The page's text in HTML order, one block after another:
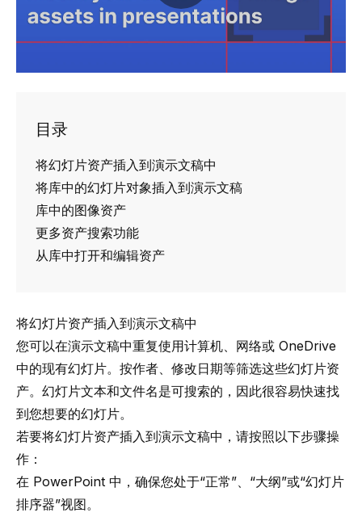
目录
将幻灯片资产插入到演示文稿中
将库中的幻灯片对象插入到演示文稿
库中的图像资产
更多资产搜索功能
从库中打开和编辑资产
将幻灯片资产插入到演示文稿中
您可以在演示文稿中重复使用计算机、网络或 OneDrive
中的现有幻灯片。按作者、修改日期等筛选这些幻灯片资
产。幻灯片文本和文件名是可搜索的，因此很容易快速找
到您想要的幻灯片。
若要将幻灯片资产插入到演示文稿中，请按照以下步骤操
作：
在 PowerPoint 中，确保您处于“正常”、“大纲”或“幻灯片
排序器”视图。